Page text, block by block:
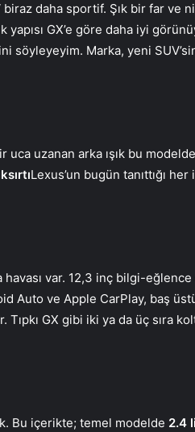
biraz daha sportif. Şık bir far ve
GX’e göre daha iyi
söyleyeyim. Marka, yeni
uca uzanan arka ışık bu
Lexus’un bugün tanıttığı her
havası var. 12,3 inç bilgi-
Auto ve Apple CarPlay, baş
GX gibi iki ya da üç sıra
Bu içerikte; temel modelde 2.4